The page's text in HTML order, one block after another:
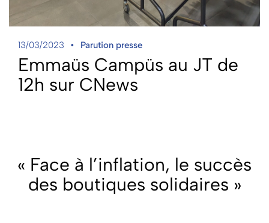
13/03/2023 Parution presse
Emmaüs Campüs au JT de
12h sur CNews
« Face à l’inflation, le succès
des boutiques solidaires »